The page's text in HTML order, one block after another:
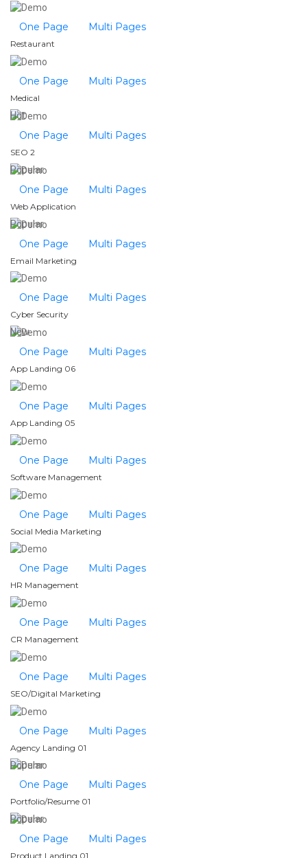
One Page Multi Pages
Restaurant
One Page Multi Pages
Medical
Hot
One Page Multi Pages
SEO 2
Popular
One Page Multi Pages
Web Application
Popular
One Page Multi Pages
Email Marketing
One Page Multi Pages
Cyber Security
New
One Page Multi Pages
App Landing 06
One Page Multi Pages
App Landing 05
One Page Multi Pages
Software Management
One Page Multi Pages
Social Media Marketing
One Page Multi Pages
HR Management
One Page Multi Pages
CR Management
One Page Multi Pages
SEO/Digital Marketing
One Page Multi Pages
Agency Landing 01
Popular
One Page Multi Pages
Portfolio/Resume 01
Popular
One Page Multi Pages
Product Landing 01